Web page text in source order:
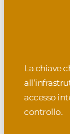
La chiave
accesso
controllo.